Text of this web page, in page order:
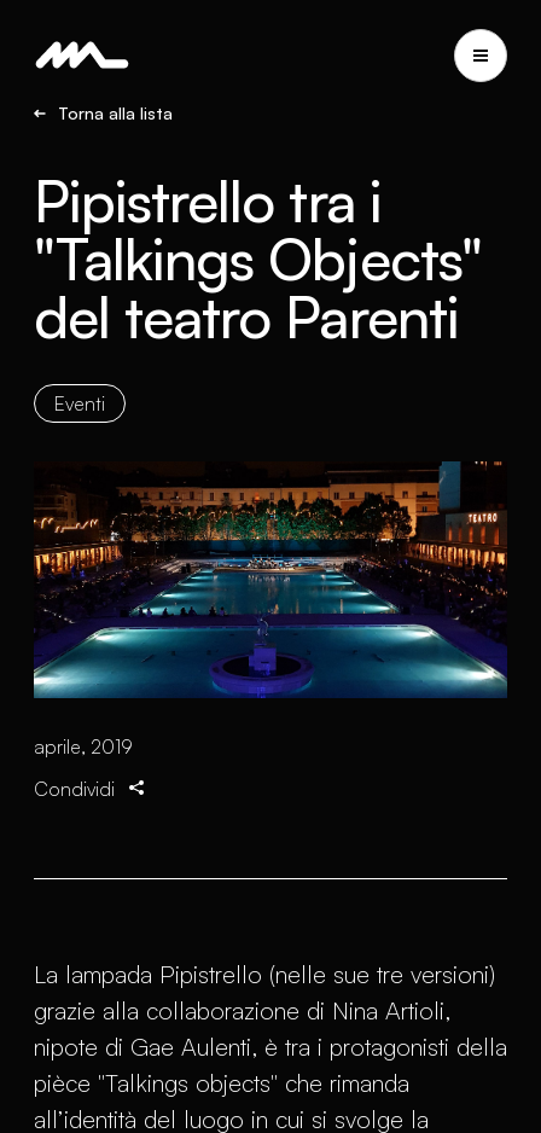
Torna alla lista
Pipistrello tra i
"Talkings Objects"
del teatro Parenti
Eventi
aprile, 2019
Condividi
La lampada Pipistrello (nelle sue tre versioni)
grazie alla collaborazione di Nina Artioli,
nipote di Gae Aulenti, è tra i protagonisti della
pièce "Talkings objects" che rimanda
all’identità del luogo in cui si svolge la